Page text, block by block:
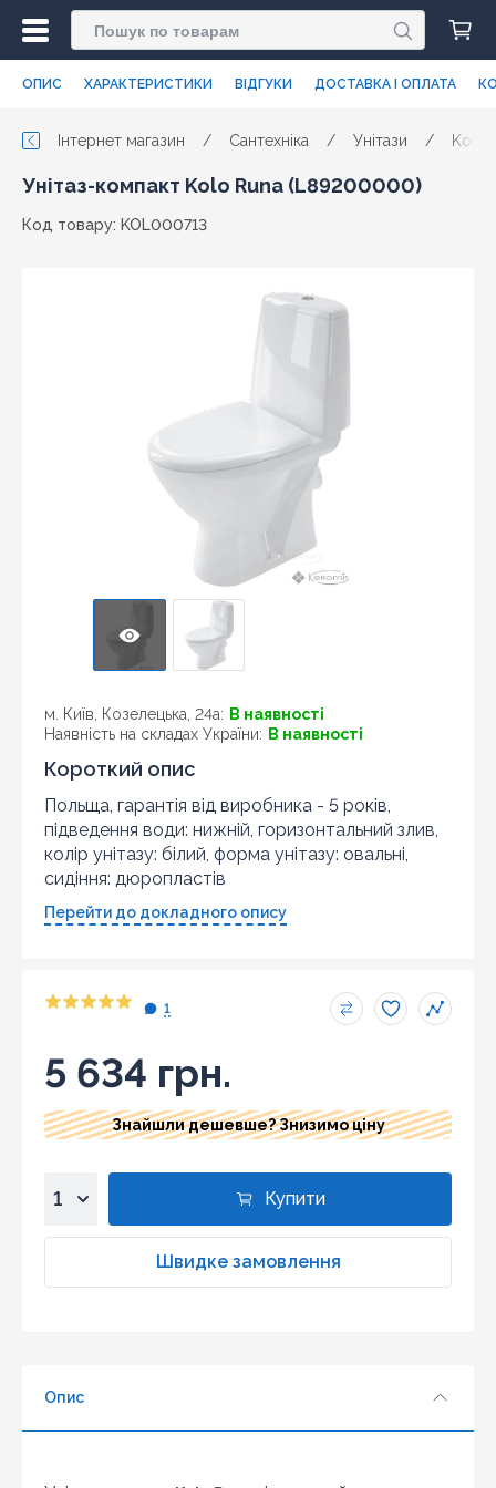
ОПИС ХАРАКТЕРИСТИКИ ВІДГУКИ ДОСТАВКА І ОПЛАТА
Інтернет магазин / Сантехніка / Унітази / Kolo
Унітаз-компакт Kolo Runa (L89200000)
Код товару: KOL000713
м. Київ, Козелецька, 24а: В наявності
Наявність на складах України: В наявності
Короткий опис
Польща, гарантія від виробника - 5 років,
підведення води: нижній, горизонтальний злив,
колір унітазу: білий, форма унітазу: овальні,
сидіння: дюропластів
Перейти до докладного опису
1
5 634 грн.
Знайшли дешевше? Знизимо ціну
3
7
8
Купити
Швидке замовлення
Опис